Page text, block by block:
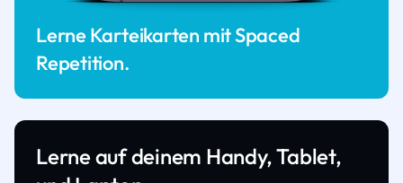
Lerne Karteikarten mit Spaced
Repetition.
Lerne auf deinem Handy, Tablet,